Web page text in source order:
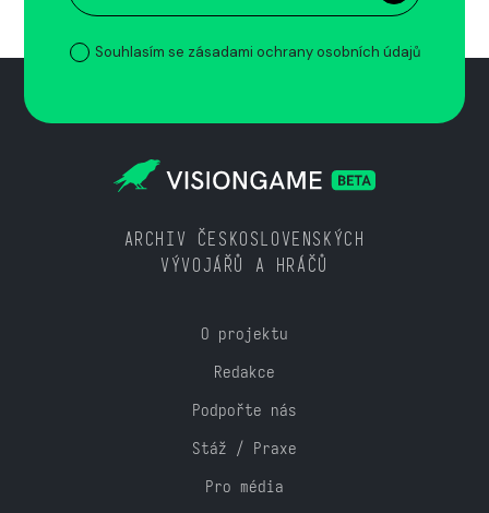
Souhlasím se zásadami ochrany osobních údajů
ARCHIV ČESKOSLOVENSKÝCH
VÝVOJÁŘŮ A HRÁČŮ
O projektu
Redakce
Podpořte nás
Stáž / Praxe
Pro média